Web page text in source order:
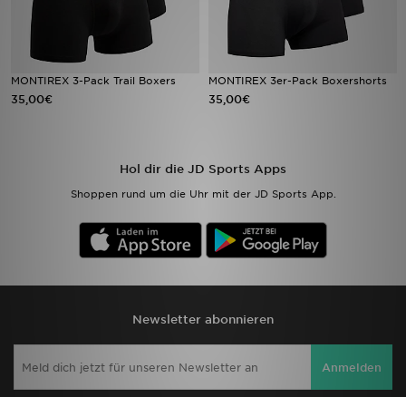
MONTIREX 3-Pack Trail Boxers
35,00€
MONTIREX 3er-Pack Boxershorts
35,00€
Hol dir die JD Sports Apps
Shoppen rund um die Uhr mit der JD Sports App.
Newsletter abonnieren
Anmelden
Filialfinder
Mein JD
Meine Nachrichten
Hilfe & Kontakt
Trending Styles